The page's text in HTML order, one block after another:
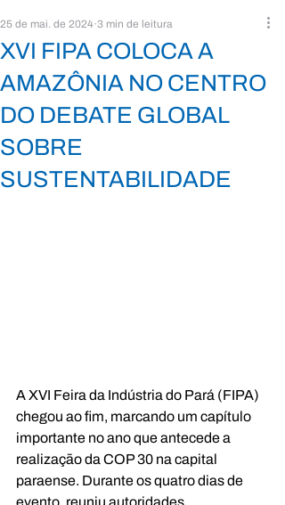
XVI FIPA COLOCA A
AMAZÔNIA NO CENTRO
DO DEBATE GLOBAL
SOBRE
SUSTENTABILIDADE
25 de mai. de 2024 3 min de leitura
A XVI Feira da Indústria do Pará (FIPA)
chegou ao fim, marcando um capítulo
importante no ano que antecede a
realização da COP 30 na capital
paraense. Durante os quatro dias de